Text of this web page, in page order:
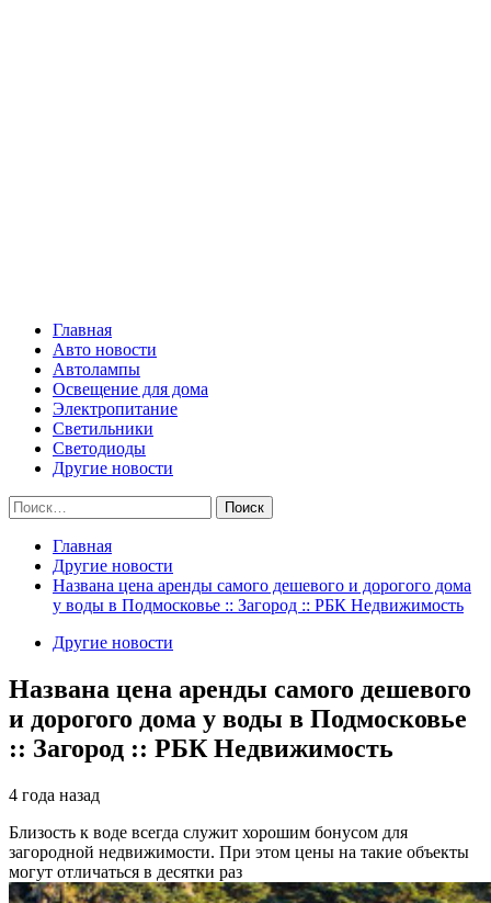
Главная
Авто новости
Автолампы
Освещение для дома
Электропитание
Светильники
Светодиоды
Другие новости
Найти:
Главная
Другие новости
Названа цена аренды самого дешевого и дорогого дома
у воды в Подмосковье :: Загород :: РБК Недвижимость
Другие новости
Названа цена аренды самого дешевого
и дорогого дома у воды в Подмосковье
:: Загород :: РБК Недвижимость
4 года назад
Близость к воде всегда служит хорошим бонусом для
загородной недвижимости. При этом цены на такие объекты
могут отличаться в десятки раз